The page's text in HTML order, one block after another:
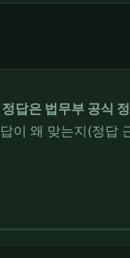
정답은 법무부 공식
이 왜 맞는지(정답